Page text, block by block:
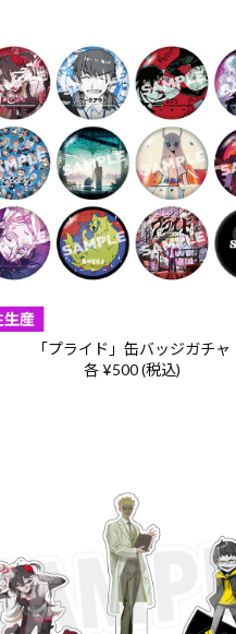
「プライド」缶バッジガチャ
各 ¥500 (税込)